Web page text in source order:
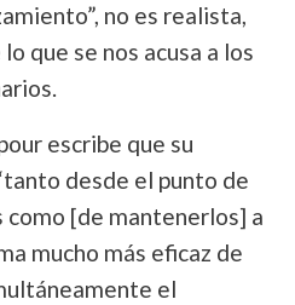
no es realista,
que se nos acusa a los
escribe que su
desde el punto de
como [de mantenerlos] a
mucho más eficaz de
el